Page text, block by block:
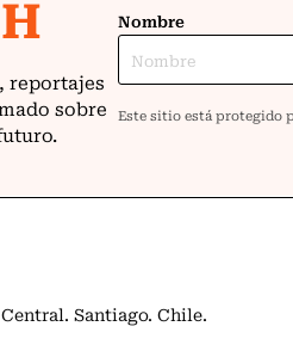
Santiago. Chile.